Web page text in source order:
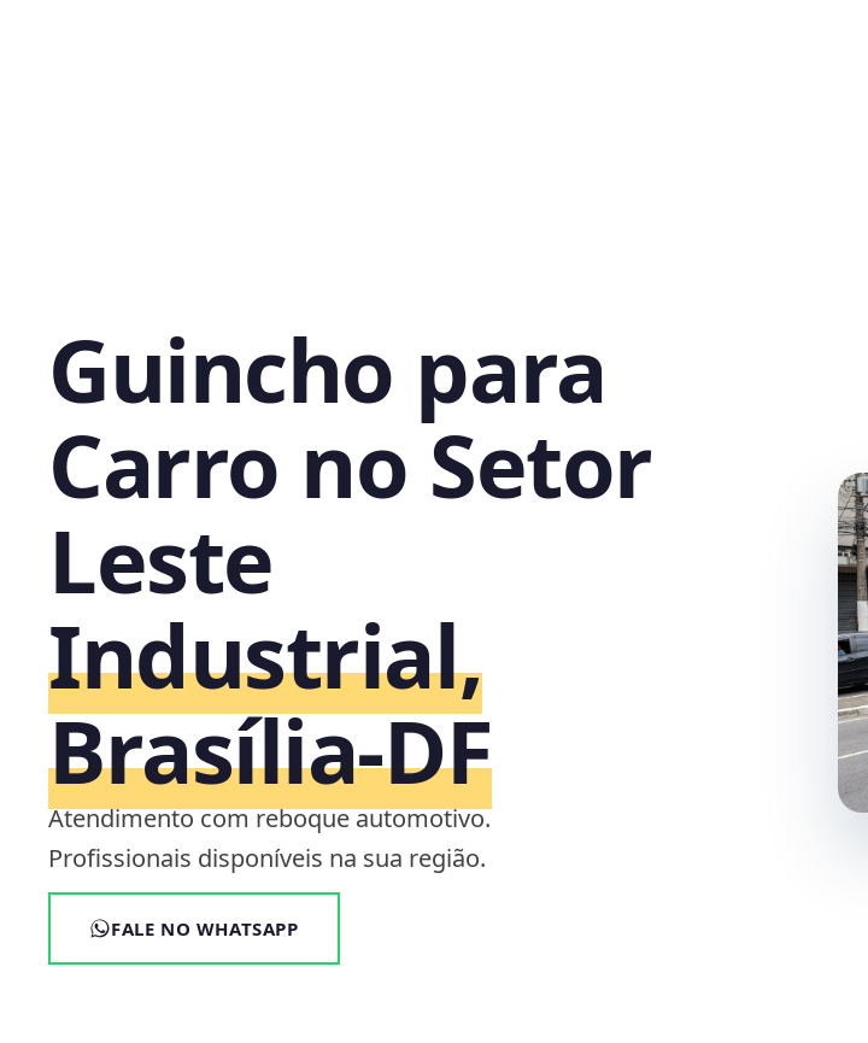
Guincho para
Carro no Setor
Leste
Industrial,
Brasília‑DF
Atendimento com reboque automotivo.
Profissionais disponíveis na sua região.
FALE NO WHATSAPP